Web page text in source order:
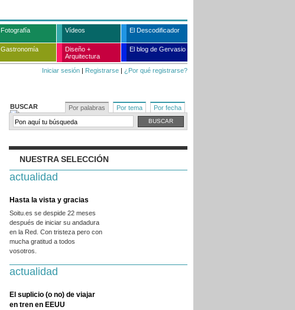
Fotografía Vídeos El Descodificador
Gastronomía
Diseño +
Arquitectura
El blog de Gervasio
Iniciar sesión | Registrarse | ¿Por qué registrarse?
BUSCAR Por palabras Por tema Por fecha
NUESTRA SELECCIÓN
actualidad
Hasta la vista y gracias
Soitu.es se despide 22 meses
después de iniciar su andadura
en la Red. Con tristeza pero con
mucha gratitud a todos
vosotros.
actualidad
El suplicio (o no) de viajar
en tren en EEUU